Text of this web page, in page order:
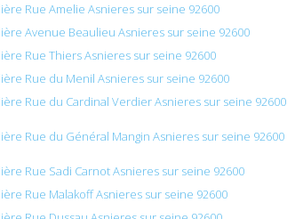
Rue Amelie Asnieres sur seine 92600
Avenue Beaulieu Asnieres sur seine 92600
Rue Thiers Asnieres sur seine 92600
Rue du Menil Asnieres sur seine 92600
Rue du Cardinal Verdier Asnieres sur seine 92600
Rue du Général Mangin Asnieres sur seine 92600
Rue Sadi Carnot Asnieres sur seine 92600
Rue Malakoff Asnieres sur seine 92600